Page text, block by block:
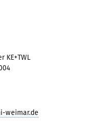
KE+TWL
weimar.de